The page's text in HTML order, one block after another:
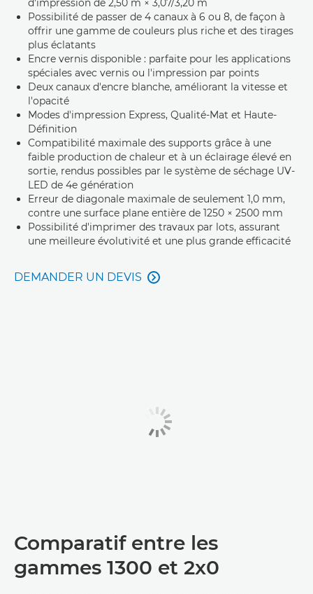
d'impression de 2,50 m × 3,07/3,20 m
Possibilité de passer de 4 canaux à 6 ou 8, de façon à
offrir une gamme de couleurs plus riche et des tirages
plus éclatants
Encre vernis disponible : parfaite pour les applications
spéciales avec vernis ou l'impression par points
Deux canaux d'encre blanche, améliorant la vitesse et
l'opacité
Modes d'impression Express, Qualité-Mat et Haute-
Définition
Compatibilité maximale des supports grâce à une
faible production de chaleur et à un éclairage élevé en
sortie, rendus possibles par le système de séchage UV-
LED de 4e génération
Erreur de diagonale maximale de seulement 1,0 mm,
contre une surface plane entière de 1250 × 2500 mm
Possibilité d'imprimer des travaux par lots, assurant
une meilleure évolutivité et une plus grande efficacité
DEMANDER UN DEVIS 
Comparatif entre les
gammes 1300 et 2x0